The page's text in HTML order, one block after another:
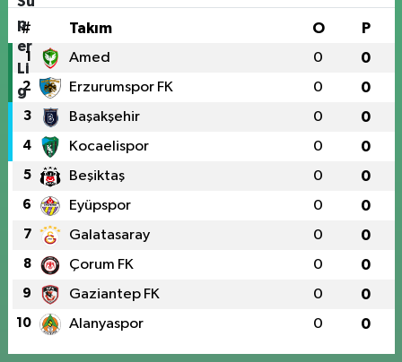
# Takım O P
1 Amed 0 0
2 Erzurumspor FK 0 0
3 Başakşehir 0 0
4 Kocaelispor 0 0
5 Beşiktaş 0 0
6 Eyüpspor 0 0
7 Galatasaray 0 0
8 Çorum FK 0 0
9 Gaziantep FK 0 0
10 Alanyaspor 0 0